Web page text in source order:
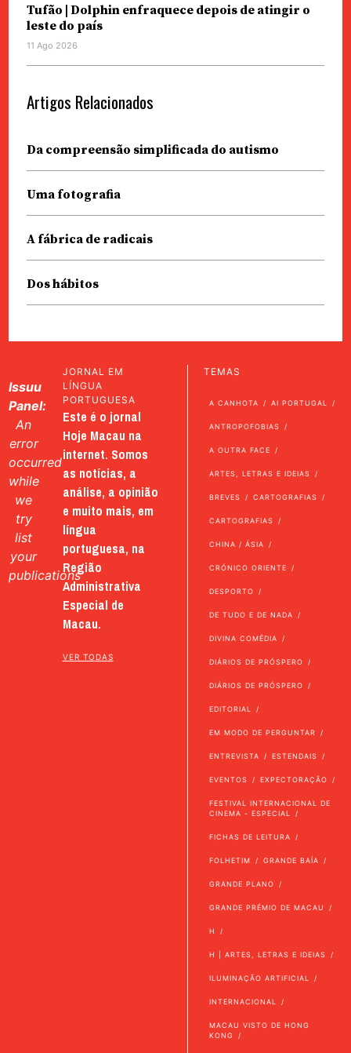
Tufão | Dolphin enfraquece depois de atingir o
leste do país
11 Ago 2026
Artigos Relacionados
Da compreensão simplificada do autismo
Uma fotografia
A fábrica de radicais
Dos hábitos
Issuu
Panel:
An
error
occurred
while
we
try
list
your
publications
JORNAL EM
LÍNGUA
PORTUGUESA
Este é o jornal
Hoje Macau na
internet. Somos
as notícias, a
análise, a opinião
e muito mais, em
língua
portuguesa, na
Região
Administrativa
Especial de
Macau.
VER TODAS
TEMAS
A CANHOTA AI PORTUGAL
ANTROPOFOBIAS
A OUTRA FACE
ARTES, LETRAS E IDEIAS
BREVES CARTOGRAFIAS
CARTOGRAFIAS
CHINA / ÁSIA
CRÓNICO ORIENTE
DESPORTO
DE TUDO E DE NADA
DIVINA COMÉDIA
DIÁRIOS DE PRÓSPERO
DIÁRIOS DE PRÓSPERO
EDITORIAL
EM MODO DE PERGUNTAR
ENTREVISTA ESTENDAIS
EVENTOS EXPECTORAÇÃO
FESTIVAL INTERNACIONAL DE
CINEMA - ESPECIAL
FICHAS DE LEITURA
FOLHETIM GRANDE BAÍA
GRANDE PLANO
GRANDE PRÉMIO DE MACAU
H
H | ARTES, LETRAS E IDEIAS
ILUMINAÇÃO ARTIFICIAL
INTERNACIONAL
MACAU VISTO DE HONG
KONG